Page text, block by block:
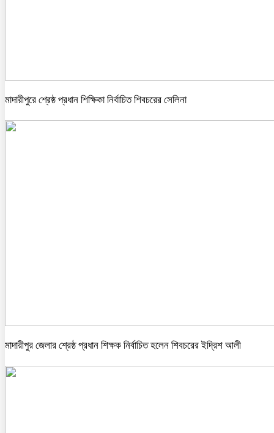
মাদারীপুরে শ্রেষ্ঠ প্রধান শিক্ষিকা নির্বাচিত শিবচরের সেলিনা
মাদারীপুর জেলার শ্রেষ্ঠ প্রধান শিক্ষক নির্বাচিত হলেন শিবচরের ইদ্রিশ আলী